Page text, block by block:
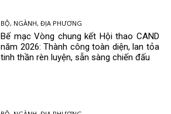
BỘ, NGÀNH, ĐỊA PHƯƠNG
Bế mạc Vòng chung kết Hội thao CAND
năm 2026: Thành công toàn diện, lan tỏa
tinh thần rèn luyện, sẵn sàng chiến đấu